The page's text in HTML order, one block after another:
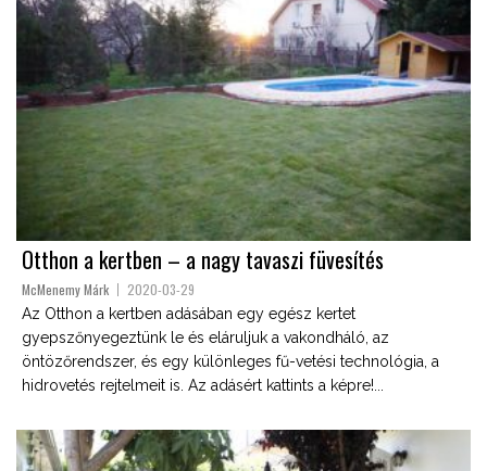
Otthon a kertben – a nagy tavaszi füvesítés
McMenemy Márk 2020-03-29
Az Otthon a kertben adásában egy egész kertet
gyepszőnyegeztünk le és eláruljuk a vakondháló, az
öntözőrendszer, és egy különleges fű-vetési technológia, a
hidrovetés rejtelmeit is. Az adásért kattints a képre!...